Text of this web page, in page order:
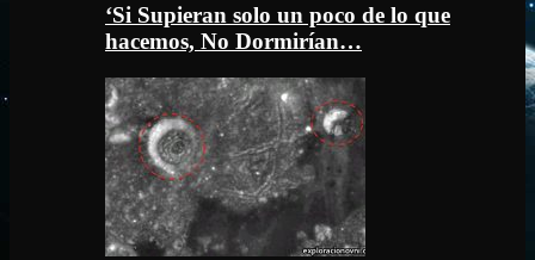
‘Si Supieran solo un poco de lo que
hacemos, No Dormirían…